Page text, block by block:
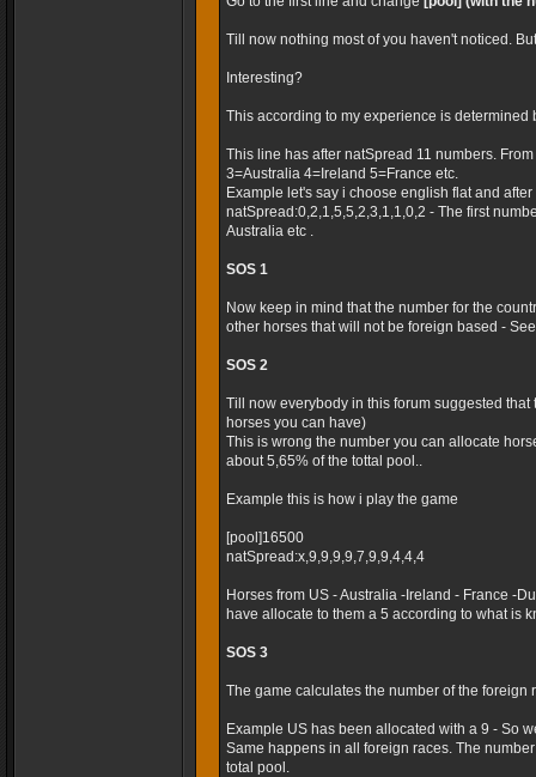
Till now nothing most of you haven't noticed.
Interesting?
This according to my experience is
This line has after natSpread 11 numbers.
3=Australia 4=Ireland 5=France etc.
Example let's say i choose english flat and
natSpread:0,2,1,5,5,2,3,1,1,0,2 - The first
Australia etc .
SOS 1
Now keep in mind that the number for the
other horses that will not be foreign based -
SOS 2
Till now everybody in this forum suggested
horses you can have)
This is wrong the number you can allocate
about 5,65% of the tottal pool..
Example this is how i play the game
[pool]16500
natSpread:x,9,9,9,9,7,9,9,4,4,4
Horses from US - Australia -Ireland - France -
have allocate to them a 5 according to what is
SOS 3
The game calculates the number of the foreign
Example US has been allocated with a 9 - So
Same happens in all foreign races. The
total pool.